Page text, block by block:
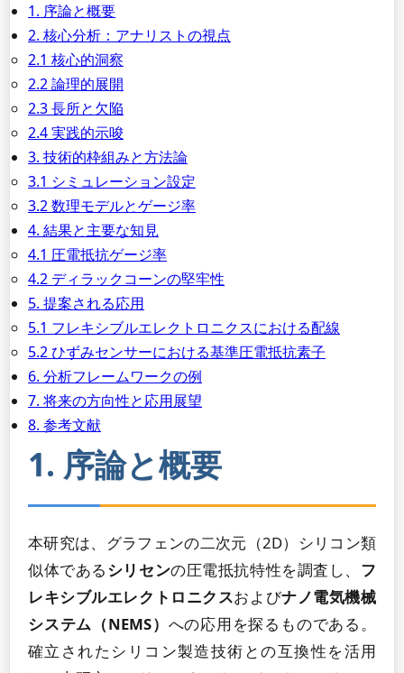
1. 序論と概要
2. 核心分析：アナリストの視点
2.1 核心的洞察
2.2 論理的展開
2.3 長所と欠陥
2.4 実践的示唆
3. 技術的枠組みと方法論
3.1 シミュレーション設定
3.2 数理モデルとゲージ率
4. 結果と主要な知見
4.1 圧電抵抗ゲージ率
4.2 ディラックコーンの堅牢性
5. 提案される応用
5.1 フレキシブルエレクトロニクスにおける配線
5.2 ひずみセンサーにおける基準圧電抵抗素子
6. 分析フレームワークの例
7. 将来の方向性と応用展望
8. 参考文献
1. 序論と概要
本研究は、グラフェンの二次元（2D）シリコン類
似体であるシリセンの圧電抵抗特性を調査し、 フ
レキシブルエレクトロニクスおよびナノ電気機械
システム（NEMS） への応用を探るものである。
確立されたシリコン製造技術との互換性を活用